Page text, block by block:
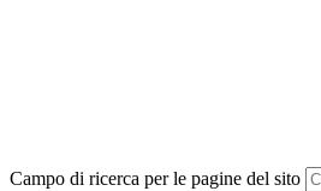
Campo di ricerca per le pagine del sito